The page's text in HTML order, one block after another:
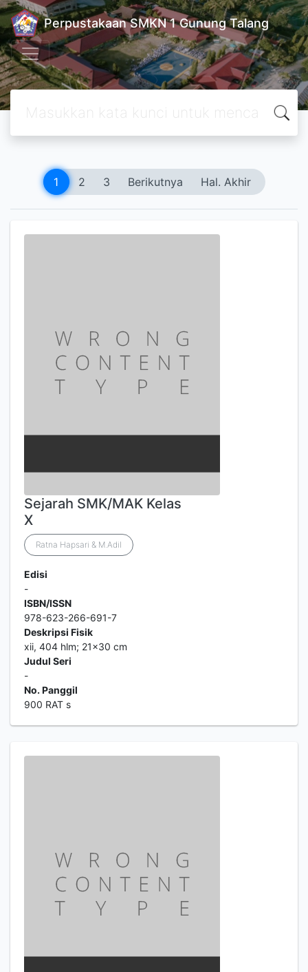
Perpustakaan SMKN 1 Gunung Talang
1 2 3 Berikutnya Hal. Akhir
Sejarah SMK/MAK Kelas
X
Ratna Hapsari & M.Adil
Edisi
-
ISBN/ISSN
978-623-266-691-7
Deskripsi Fisik
xii, 404 hlm; 21x30 cm
Judul Seri
-
No. Panggil
900 RAT s